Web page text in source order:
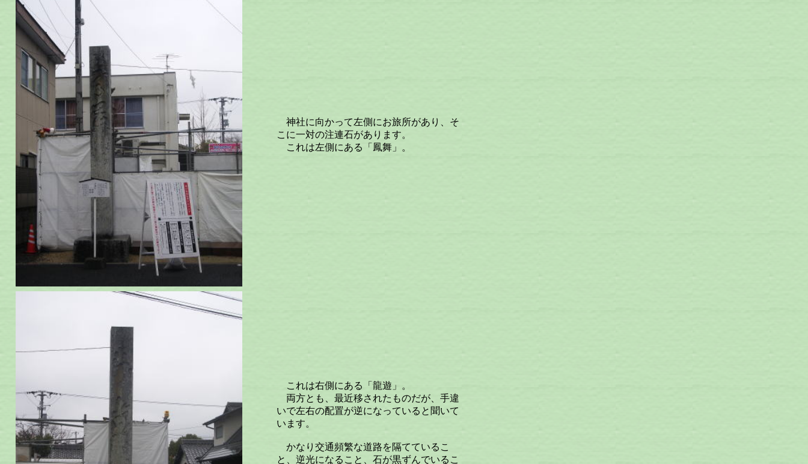
神社に向かって左側にお旅所があり、そ
こに一対の注連石があります。
これは左側にある「鳳舞」。
これは右側にある「龍遊」。
両方とも、最近移されたものだが、手違
いで左右の配置が逆になっていると聞いて
います。
かなり交通頻繁な道路を隔てているこ
と、逆光になること、石が黒ずんでいるこ